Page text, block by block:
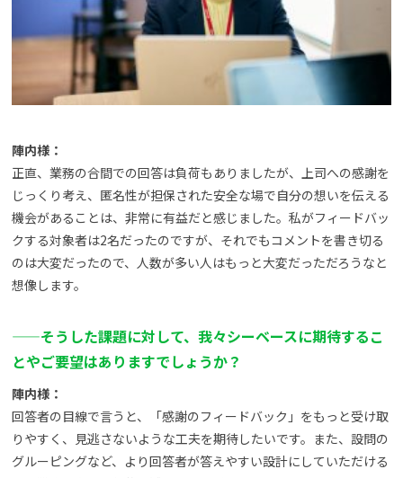
陣内様：
正直、業務の合間での回答は負荷もありましたが、上司への感謝を
じっくり考え、匿名性が担保された安全な場で自分の想いを伝える
機会があることは、非常に有益だと感じました。私がフィードバッ
クする対象者は2名だったのですが、それでもコメントを書き切る
のは大変だったので、人数が多い人はもっと大変だっただろうなと
想像します。
——そうした課題に対して、我々シーベースに期待するこ
とやご要望はありますでしょうか？
陣内様：
回答者の目線で言うと、「感謝のフィードバック」をもっと受け取
りやすく、見逃さないような工夫を期待したいです。また、設問の
グルーピングなど、より回答者が答えやすい設計にしていただける